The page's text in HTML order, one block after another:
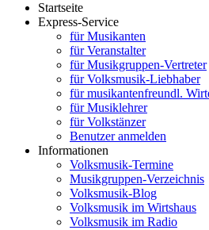
Startseite
Express-Service
für Musikanten
für Veranstalter
für Musikgruppen-Vertreter
für Volksmusik-Liebhaber
für musikantenfreundl.
für Musiklehrer
für Volkstänzer
Benutzer anmelden
Informationen
Volksmusik-Termine
Musikgruppen-Verzeichnis
Volksmusik-Blog
Volksmusik im Wirtshaus
Volksmusik im Radio